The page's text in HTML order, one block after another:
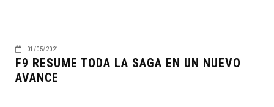
01/05/2021
F9 RESUME TODA LA SAGA EN UN NUEVO
AVANCE